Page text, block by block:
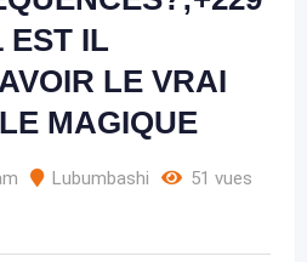
EST IL
LE VRAI
MAGIQUE
Lubumbashi 51 vues